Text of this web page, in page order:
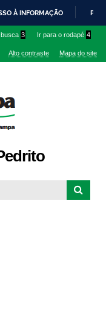
À INFORMAÇÃO
3 Ir para o rodapé 4
Alto contraste Mapa do site